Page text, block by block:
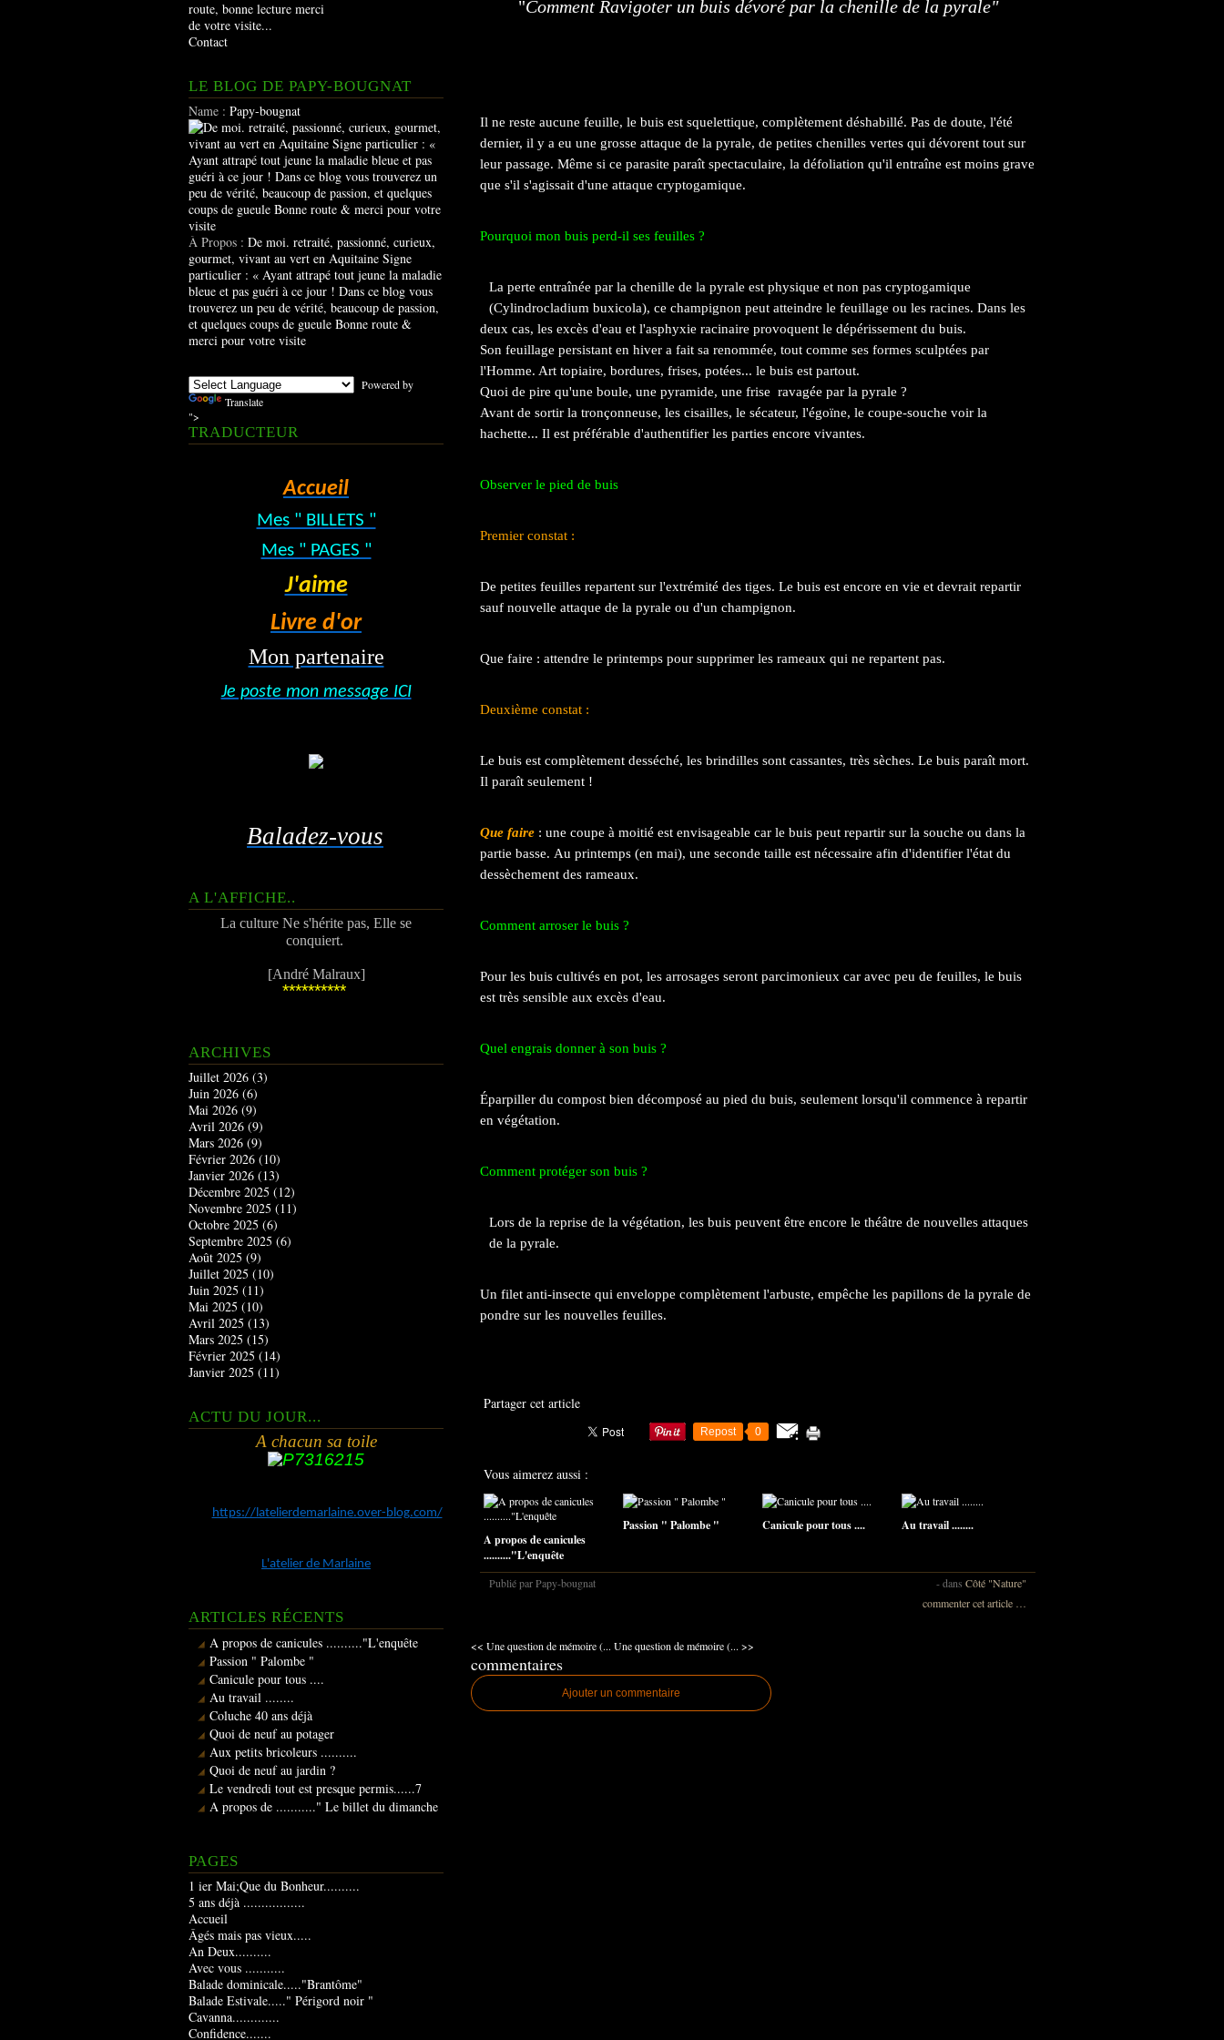
route, bonne lecture merci
de votre visite...
Contact
LE BLOG DE PAPY-BOUGNAT
Name : Papy-bougnat
À Propos : De moi. retraité, passionné, curieux,
gourmet, vivant au vert en Aquitaine Signe
particulier : « Ayant attrapé tout jeune la maladie
bleue et pas guéri à ce jour ! Dans ce blog vous
trouverez un peu de vérité, beaucoup de passion,
et quelques coups de gueule Bonne route &
merci pour votre visite
Powered by
Translate
">
TRADUCTEUR
Accueil
Mes " BILLETS "
Mes " PAGES "
J'aime
Livre d'or
Mon partenaire
Je poste mon message ICI
Baladez-vous
A L'AFFICHE..
La culture Ne s'hérite pas, Elle se
conquiert.
[André Malraux]
**********
ARCHIVES
Juillet 2026 (3)
Juin 2026 (6)
Mai 2026 (9)
Avril 2026 (9)
Mars 2026 (9)
Février 2026 (10)
Janvier 2026 (13)
Décembre 2025 (12)
Novembre 2025 (11)
Octobre 2025 (6)
Septembre 2025 (6)
Août 2025 (9)
Juillet 2025 (10)
Juin 2025 (11)
Mai 2025 (10)
Avril 2025 (13)
Mars 2025 (15)
Février 2025 (14)
Janvier 2025 (11)
ACTU DU JOUR...
A chacun sa toile
https://latelierdemarlaine.over-blog.com/
L'atelier de Marlaine
ARTICLES RÉCENTS
A propos de canicules .........."L'enquête
Passion " Palombe "
Canicule pour tous ....
Au travail ........
Coluche 40 ans déjà
Quoi de neuf au potager
Aux petits bricoleurs ..........
Quoi de neuf au jardin ?
Le vendredi tout est presque permis......7
A propos de ..........." Le billet du dimanche
PAGES
1 ier Mai;Que du Bonheur..........
5 ans déjà .................
Accueil
Âgés mais pas vieux.....
An Deux..........
Avec vous ...........
Balade dominicale....."Brantôme"
Balade Estivale....." Périgord noir "
Cavanna.............
Confidence.......
"Comment Ravigoter un buis dévoré par la chenille de la pyrale"
Il ne reste aucune feuille, le buis est squelettique, complètement déshabillé. Pas de doute, l'été
dernier, il y a eu une grosse attaque de la pyrale, de petites chenilles vertes qui dévorent tout sur
leur passage. Même si ce parasite paraît spectaculaire, la défoliation qu'il entraîne est moins grave
que s'il s'agissait d'une attaque cryptogamique.
Pourquoi mon buis perd-il ses feuilles ?
La perte entraînée par la chenille de la pyrale est physique et non pas cryptogamique
(Cylindrocladium buxicola), ce champignon peut atteindre le feuillage ou les racines. Dans les
deux cas, les excès d'eau et l'asphyxie racinaire provoquent le dépérissement du buis.
Son feuillage persistant en hiver a fait sa renommée, tout comme ses formes sculptées par
l'Homme. Art topiaire, bordures, frises, potées... le buis est partout.
Quoi de pire qu'une boule, une pyramide, une frise ravagée par la pyrale ?
Avant de sortir la tronçonneuse, les cisailles, le sécateur, l'égoïne, le coupe-souche voir la
hachette... Il est préférable d'authentifier les parties encore vivantes.
Observer le pied de buis
Premier constat :
De petites feuilles repartent sur l'extrémité des tiges. Le buis est encore en vie et devrait repartir
sauf nouvelle attaque de la pyrale ou d'un champignon.
Que faire : attendre le printemps pour supprimer les rameaux qui ne repartent pas.
Deuxième constat :
Le buis est complètement desséché, les brindilles sont cassantes, très sèches. Le buis paraît mort.
Il paraît seulement !
Que faire : une coupe à moitié est envisageable car le buis peut repartir sur la souche ou dans la
partie basse. Au printemps (en mai), une seconde taille est nécessaire afin d'identifier l'état du
dessèchement des rameaux.
Comment arroser le buis ?
Pour les buis cultivés en pot, les arrosages seront parcimonieux car avec peu de feuilles, le buis
est très sensible aux excès d'eau.
Quel engrais donner à son buis ?
Éparpiller du compost bien décomposé au pied du buis, seulement lorsqu'il commence à repartir
en végétation.
Comment protéger son buis ?
Lors de la reprise de la végétation, les buis peuvent être encore le théâtre de nouvelles attaques
de la pyrale.
Un filet anti-insecte qui enveloppe complètement l'arbuste, empêche les papillons de la pyrale de
pondre sur les nouvelles feuilles.
Partager cet article
Repost 0
Vous aimerez aussi :
A propos de canicules
.........."L'enquête
Passion " Palombe " Canicule pour tous .... Au travail ........
Publié par Papy-bougnat -dans Côté "Nature"
commenter cet article
<< Une question de mémoire (... Une question de mémoire (... >>
commentaires
Ajouter un commentaire